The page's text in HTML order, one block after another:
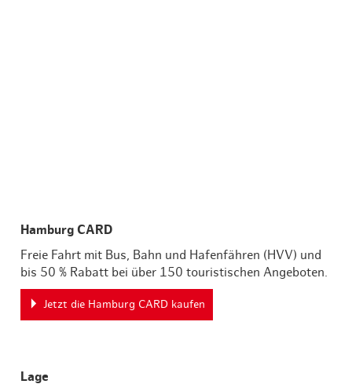
Hamburg CARD
Freie Fahrt mit Bus, Bahn und Hafenfähren (HVV) und
bis 50 % Rabatt bei über 150 touristischen Angeboten.
Jetzt die Hamburg CARD kaufen
Lage